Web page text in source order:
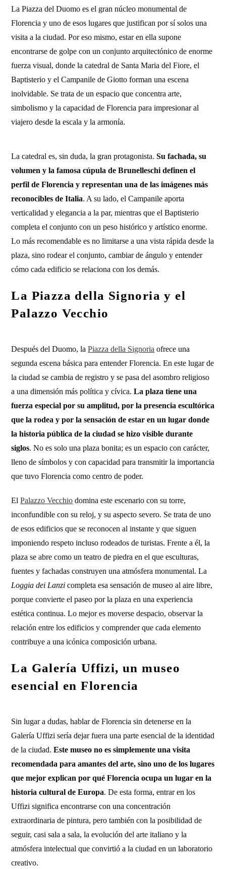
La Piazza del Duomo es el gran núcleo monumental de
Florencia y uno de esos lugares que justifican por sí solos una
visita a la ciudad. Por eso mismo, estar en ella supone
encontrarse de golpe con un conjunto arquitectónico de enorme
fuerza visual, donde la catedral de Santa Maria del Fiore, el
Baptisterio y el Campanile de Giotto forman una escena
inolvidable. Se trata de un espacio que concentra arte,
simbolismo y la capacidad de Florencia para impresionar al
viajero desde la escala y la armonía.
La catedral es, sin duda, la gran protagonista.Su fachada, su
volumen y la famosa cúpula de Brunelleschi definen el
perfil de Florencia y representan una de las imágenes más
reconocibles de Italia. A su lado, el Campanile aporta
verticalidad y elegancia a la par, mientras que el Baptisterio
completa el conjunto con un peso histórico y artístico enorme.
Lo más recomendable es no limitarse a una vista rápida desde la
plaza, sino rodear el conjunto, cambiar de ángulo y entender
cómo cada edificio se relaciona con los demás.
La Piazza della Signoria y el
Palazzo Vecchio
Después del Duomo, laPiazza della Signoria ofrece una
segunda escena básica para entender Florencia. En este lugar de
la ciudad se cambia de registro y se pasa del asombro religioso
a una dimensión más política y cívica.La plaza tiene una
fuerza especial por su amplitud, por la presencia escultórica
que la rodea y por la sensación de estar en un lugar donde
la historia pública de la ciudad se hizo visible durante
siglos. No es solo una plaza bonita; es un espacio con carácter,
lleno de símbolos y con capacidad para transmitir la importancia
que tuvo Florencia como centro de poder.
ElPalazzo Vecchio domina este escenario con su torre,
inconfundible con su reloj, y su aspecto severo. Se trata de uno
de esos edificios que se reconocen al instante y que siguen
imponiendo respeto incluso rodeados de turistas. Frente a él, la
plaza se abre como un teatro de piedra en el que esculturas,
fuentes y fachadas construyen una atmósfera monumental. La
Loggia dei Lanzi completa esa sensación de museo al aire libre,
porque convierte el paseo por la plaza en una experiencia
estética continua. Lo mejor es moverse despacio, observar la
relación entre los edificios y comprender que cada elemento
contribuye a una icónica composición urbana.
La Galería Uffizi, un museo
esencial en Florencia
Sin lugar a dudas, hablar de Florencia sin detenerse en la
Galería Uffizi sería dejar fuera una parte esencial de la identidad
de la ciudad.Este museo no es simplemente una visita
recomendada para amantes del arte, sino uno de los lugares
que mejor explican por qué Florencia ocupa un lugar en la
historia cultural de Europa. De esta forma, entrar en los
Uffizi significa encontrarse con una concentración
extraordinaria de pintura, pero también con la posibilidad de
seguir, casi sala a sala, la evolución del arte italiano y la
atmósfera intelectual que convirtió a la ciudad en un laboratorio
creativo.